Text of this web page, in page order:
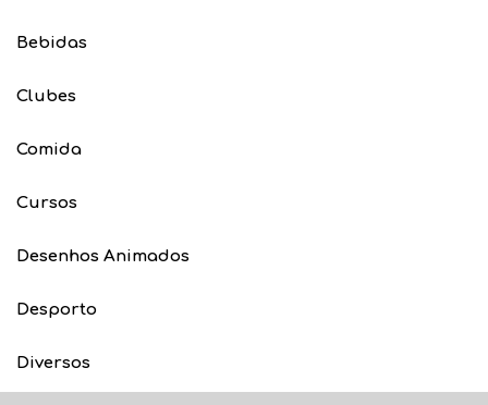
Bebidas
Clubes
Comida
Cursos
Desenhos Animados
Desporto
Diversos